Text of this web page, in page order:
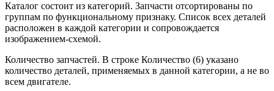
Каталог состоит из категорий. Запчасти отсортированы по
группам по функциональному признаку. Список всех деталей
расположен в каждой категории и сопровождается
изображением-схемой.
Количество запчастей. В строке Количество (6) указано
количество деталей, применяемых в данной категории, а не во
всем двигателе.